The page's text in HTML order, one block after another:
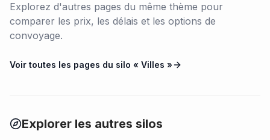
Explorez d'autres pages du même thème pour
comparer les prix, les délais et les options de
convoyage.
Voir toutes les pages du silo « Villes »
Explorer les autres silos